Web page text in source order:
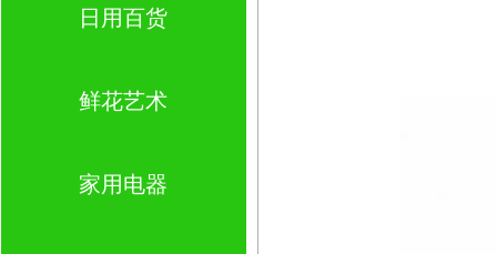
日用百货
鲜花艺术
家用电器